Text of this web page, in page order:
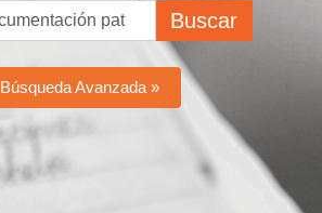
Buscar
Búsqueda Avanzada »